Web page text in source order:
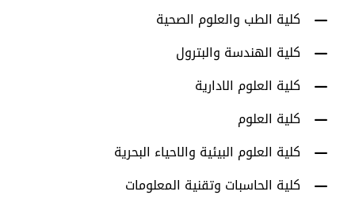
كلية الطب والعلوم الصحية
كلية الهندسة والبترول
كلية العلوم الادارية
كلية العلوم
كلية العلوم البيئية والاحياء البحرية
كلية الحاسبات وتقنية المعلومات